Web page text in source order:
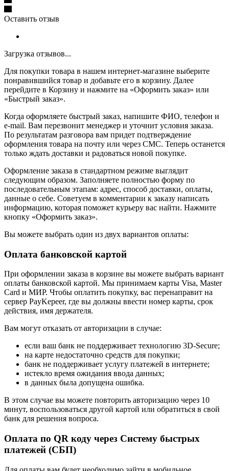
Оставить отзыв
Загрузка отзывов...
Для покупки товара в нашем интернет-магазине выберите
понравившийся товар и добавьте его в корзину. Далее
перейдите в Корзину и нажмите на «Оформить заказ» или
«Быстрый заказ».
Когда оформляете быстрый заказ, напишите ФИО, телефон и
e-mail. Вам перезвонит менеджер и уточнит условия заказа.
По результатам разговора вам придет подтверждение
оформления товара на почту или через СМС. Теперь останется
только ждать доставки и радоваться новой покупке.
Оформление заказа в стандартном режиме выглядит
следующим образом. Заполняете полностью форму по
последовательным этапам: адрес, способ доставки, оплаты,
данные о себе. Советуем в комментарии к заказу написать
информацию, которая поможет курьеру вас найти. Нажмите
кнопку «Оформить заказ».
Вы можете выбрать один из двух вариантов оплаты:
Оплата банковской картой
При оформлении заказа в корзине вы можете выбрать вариант
оплаты банковской картой. Мы принимаем карты Visa, Master
Card и МИР. Чтобы оплатить покупку, вас перенаправит на
сервер PayKepeer, где вы должны ввести номер карты, срок
действия, имя держателя.
Вам могут отказать от авторизации в случае:
если ваш банк не поддерживает технологию 3D-Secure;
на карте недостаточно средств для покупки;
банк не поддерживает услугу платежей в интернете;
истекло время ожидания ввода данных;
в данных была допущена ошибка.
В этом случае вы можете повторить авторизацию через 10
минут, воспользоваться другой картой или обратиться в свой
банк для решения вопроса.
Оплата по QR коду через Систему быстрых
платежей (СБП)